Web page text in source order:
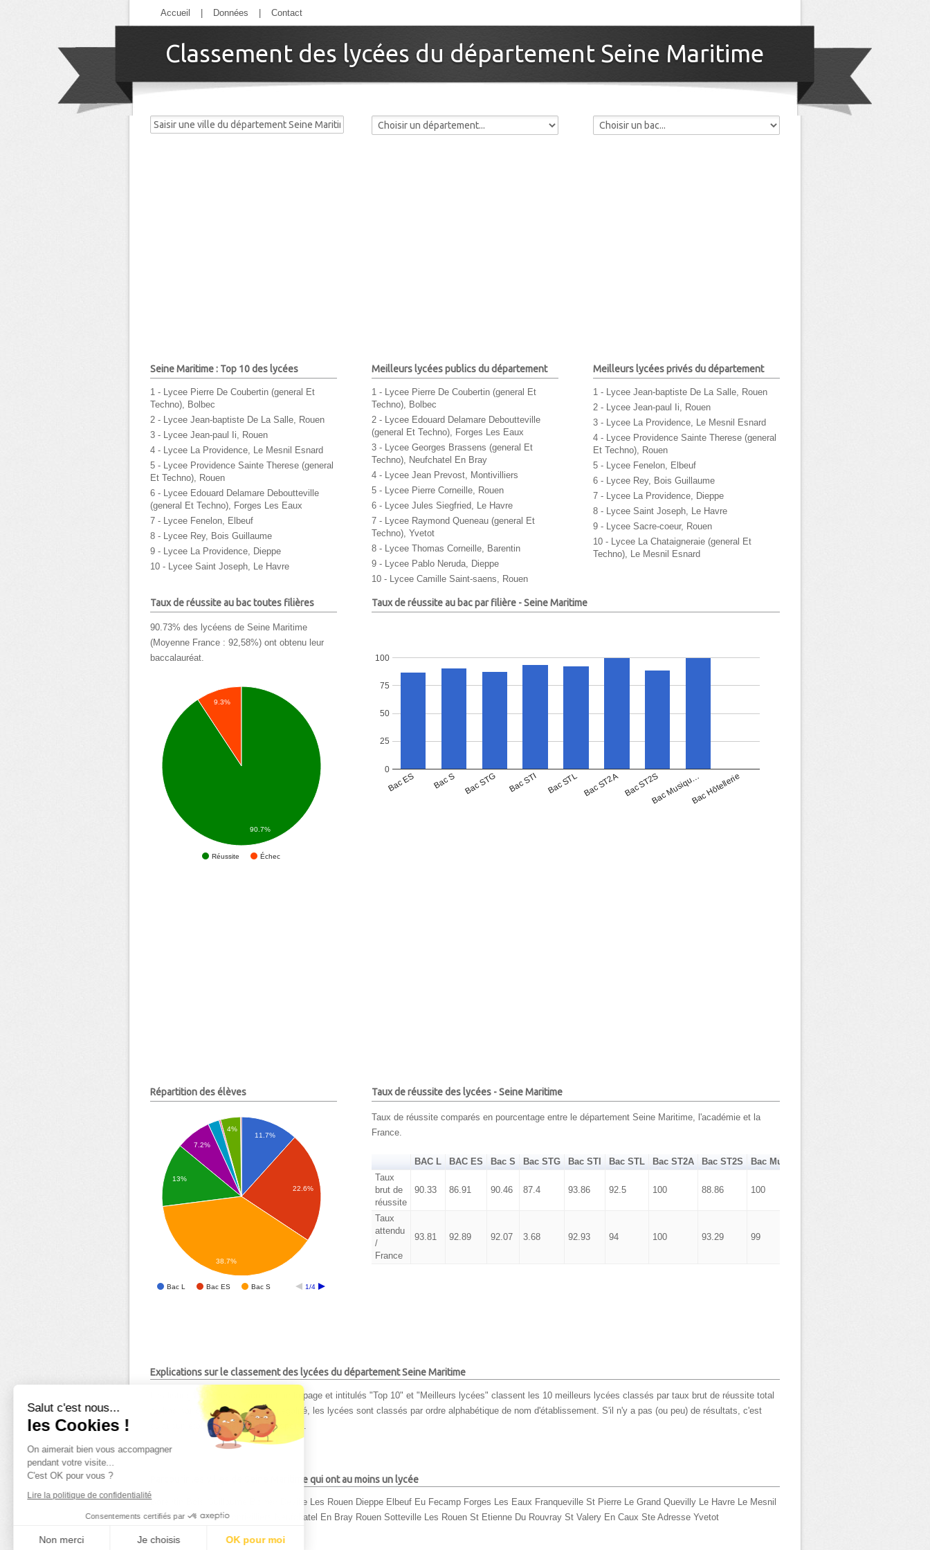
Accueil Données Contact
Classement des lycées du département Seine Maritime
Seine Maritime : Top 10 des lycées
1 - Lycee Pierre De Coubertin (general Et
Techno), Bolbec
2 - Lycee Jean-baptiste De La Salle, Rouen
3 - Lycee Jean-paul Ii, Rouen
4 - Lycee La Providence, Le Mesnil Esnard
5 - Lycee Providence Sainte Therese (general
Et Techno), Rouen
6 - Lycee Edouard Delamare Deboutteville
(general Et Techno), Forges Les Eaux
7 - Lycee Fenelon, Elbeuf
8 - Lycee Rey, Bois Guillaume
9 - Lycee La Providence, Dieppe
10 - Lycee Saint Joseph, Le Havre
Meilleurs lycées publics du département
1 - Lycee Pierre De Coubertin (general Et
Techno), Bolbec
2 - Lycee Edouard Delamare Deboutteville
(general Et Techno), Forges Les Eaux
3 - Lycee Georges Brassens (general Et
Techno), Neufchatel En Bray
4 - Lycee Jean Prevost, Montivilliers
5 - Lycee Pierre Corneille, Rouen
6 - Lycee Jules Siegfried, Le Havre
7 - Lycee Raymond Queneau (general Et
Techno), Yvetot
8 - Lycee Thomas Corneille, Barentin
9 - Lycee Pablo Neruda, Dieppe
10 - Lycee Camille Saint-saens, Rouen
Meilleurs lycées privés du département
1 - Lycee Jean-baptiste De La Salle, Rouen
2 - Lycee Jean-paul Ii, Rouen
3 - Lycee La Providence, Le Mesnil Esnard
4 - Lycee Providence Sainte Therese (general
Et Techno), Rouen
5 - Lycee Fenelon, Elbeuf
6 - Lycee Rey, Bois Guillaume
7 - Lycee La Providence, Dieppe
8 - Lycee Saint Joseph, Le Havre
9 - Lycee Sacre-coeur, Rouen
10 - Lycee La Chataigneraie (general Et
Techno), Le Mesnil Esnard
Taux de réussite au bac toutes filières
90.73% des lycéens de Seine Maritime
(Moyenne France : 92,58%) ont obtenu leur
baccalauréat.
Réussite Échec
9.3%
90.7%
Taux de réussite au bac par filière - Seine Maritime
Bac ES Bac S Bac STG Bac STI Bac STL Bac ST2A Bac ST2SBac Musiqu…Bac Hôtellerie
0
25
50
75
100
Répartition des élèves
Bac L Bac ES Bac S 1/4
11.7%
22.6%
4%
7.2%
13%
38.7%
Taux de réussite des lycées - Seine Maritime
Taux de réussite comparés en pourcentage entre le département Seine Maritime, l'académie et la
France.
BAC L BAC ES Bac S Bac STG Bac STI Bac STL Bac ST2A Bac ST2S Bac Musique Danse
Taux
brut de
réussite
90.33 86.91 90.46 87.4 93.86 92.5 100 88.86 100
Taux
attendu
/
France
93.81 92.89 92.07 3.68 92.93 94 100 93.29 99
Explications sur le classement des lycées du département Seine Maritime
Les listings affichés au sommet de la page et intitulés "Top 10" et "Meilleurs lycées" classent les 10 meilleurs lycées classés par taux brut de réussite total
au bac par ordre décroissant. Si égalité, les lycées sont classés par ordre alphabétique de nom d'établissement. S'il n'y a pas (ou peu) de résultats, c'est
qu'aucun établissement ne correspond.
Parcourir les villes de Seine Maritime qui ont au moins un lycée
Barentin Deville Les Rouen Dieppe Elbeuf Eu Fecamp Forges Les Eaux Franqueville St Pierre Le Grand Quevilly Le Havre Le Mesnil
Esnard Lillebonne Montivilliers Neufchatel En Bray Rouen Sotteville Les Rouen St Etienne Du Rouvray St Valery En Caux Ste Adresse Yvetot
Salut c'est nous...
les Cookies !
On aimerait bien vous accompagner
pendant votre visite...
C'est OK pour vous ?
Lire la politique de confidentialité
Consentements certifiés par
Non merci Je choisis OK pour moi